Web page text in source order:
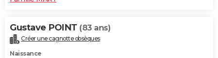
Gustave POINT (83 ans)
Créer une cagnotte obsèques
Naissance